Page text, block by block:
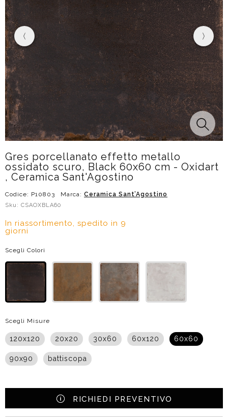
Gres porcellanato effetto metallo
ossidato scuro, Black 60x60 cm - Oxidart
, Ceramica Sant'Agostino
Codice: P10803 Marca: Ceramica Sant’Agostino
Sku: CSAOXBLA60
In riassortimento, spedito in 9
giorni
Scegli Colori
Scegli Misure
120x120 20x20 30x60 60x120 60x60
90x90 battiscopa
RICHIEDI PREVENTIVO